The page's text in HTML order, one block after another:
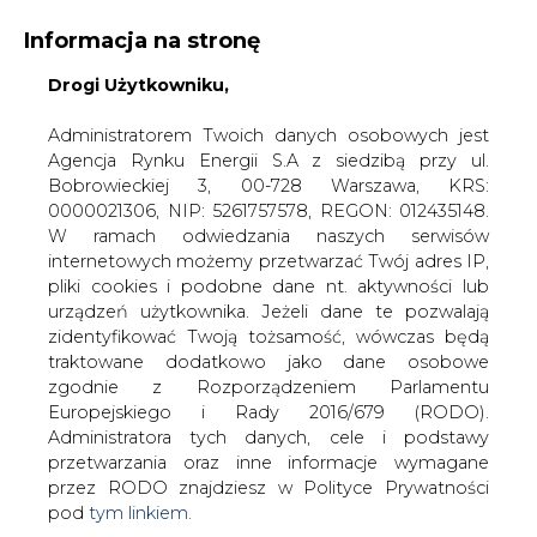
WYDAWCA PORTALU:
WYSOKI KONTRAST
WŁĄCZ CIRE.TV
Informacja na stronę
Drogi Użytkowniku,
Administratorem Twoich danych osobowych jest
Agencja Rynku Energii S.A z siedzibą przy ul.
Bobrowieckiej 3, 00-728 Warszawa, KRS:
0000021306, NIP: 5261757578, REGON: 012435148.
W ramach odwiedzania naszych serwisów
internetowych możemy przetwarzać Twój adres IP,
pliki cookies i podobne dane nt. aktywności lub
urządzeń użytkownika. Jeżeli dane te pozwalają
zidentyfikować Twoją tożsamość, wówczas będą
traktowane dodatkowo jako dane osobowe
zgodnie z Rozporządzeniem Parlamentu
Europejskiego i Rady 2016/679 (RODO).
Administratora tych danych, cele i podstawy
przetwarzania oraz inne informacje wymagane
przez RODO znajdziesz w Polityce Prywatności
pod tym linkiem.